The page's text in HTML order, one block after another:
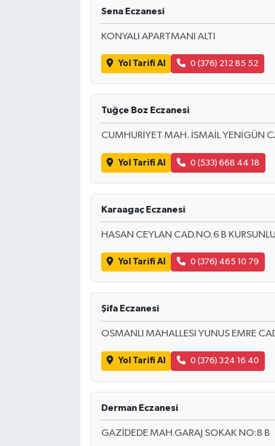
Sena Eczanesi
KONYALI APARTMANI ALTI
Yol Tarifi Al 0 (376) 212 85 52
Tuğçe Boz Eczanesi
CUMHURİYET MAH. İSMAİL YENİGÜN
Yol Tarifi Al 0 (533) 668 44 18
Karaagaç Eczanesi
HASAN CEYLAN CAD.NO.6 B KURSUNLU
Yol Tarifi Al 0 (376) 465 10 79
Şifa Eczanesi
OSMANLI MAHALLESI YUNUS EMRE
Yol Tarifi Al 0 (376) 324 16 40
Derman Eczanesi
GAZİDEDE MAH.GARAJ SOKAK NO:8 B